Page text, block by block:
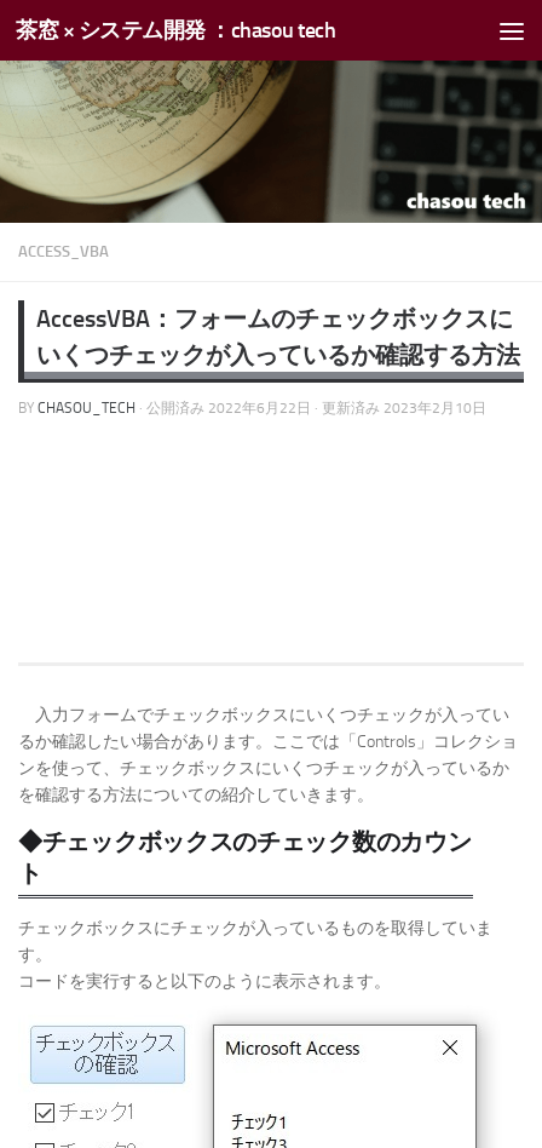
コンテンツへスキップ
茶窓 × システム開発 ：chasou tech
ACCESS_VBA
AccessVBA：フォームのチェックボックスに
いくつチェックが入っているか確認する方法
BY CHASOU_TECH · 公開済み 2022年6月22日 · 更新済み 2023年2月10日
入力フォームでチェックボックスにいくつチェックが入ってい
るか確認したい場合があります。ここでは「Controls」コレクショ
ンを使って、チェックボックスにいくつチェックが入っているか
を確認する方法についての紹介していきます。
◆チェックボックスのチェック数のカウン
ト
チェックボックスにチェックが入っているものを取得していま
す。
コードを実行すると以下のように表示されます。